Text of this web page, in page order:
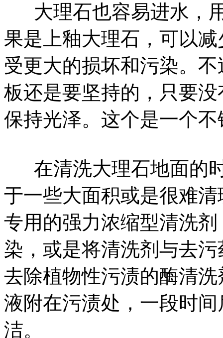
大理石也容易进水，
果是上釉大理石，可以
受更大的损坏和污染。
板还是要坚持的，只要
保持光泽。这个是一个
在清洗大理石地面的
于一些大面积或是很难
专用的强力浓缩型清洗
染，或是将清洗剂与去
去除植物性污渍的酶清
液附在污渍处，一段时
洁。